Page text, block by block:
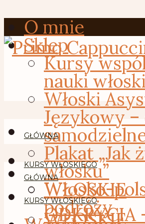
O mnie
Sklep
Kursy
nauki
Włoski
Językowy –
Plakat „Jak
włosku”
Włosko-
podróży
GŁÓWNA
KURSY WŁOSKIEGO
WŁOSKIE
ODKRYCIA
GŁÓWNA
KURSY WŁOSKIEGO